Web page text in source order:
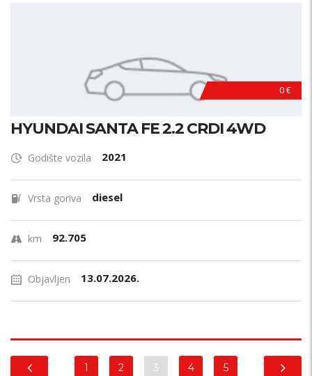
0 €
HYUNDAI SANTA FE 2.2 CRDI 4WD
Godište vozila 2021
Vrsta goriva diesel
km 92.705
Objavljen 13.07.2026.
1 2 3 4 5